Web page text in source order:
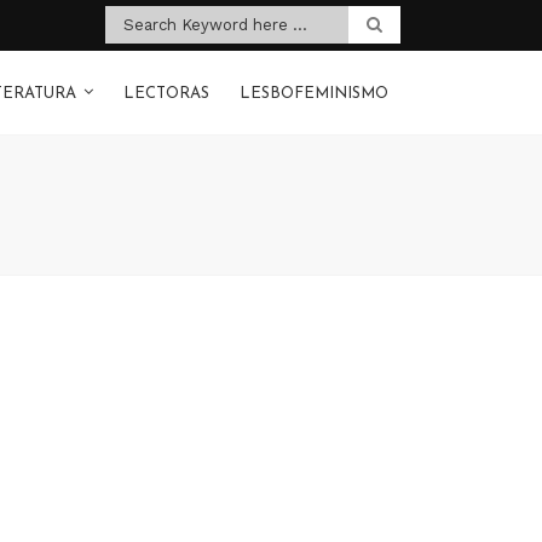
LECTORAS LESBOFEMINISMO